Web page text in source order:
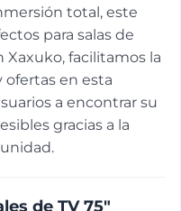
total, este
para salas de
facilitamos la
en esta
a encontrar su
gracias a la
de TV 75"